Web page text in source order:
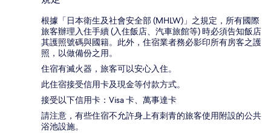
根據「日本衛生及社會安全部 (MHLW)」之規定，所有國際
旅客辦理入住手續 (入住飯店、汽車旅館等) 時必須告知飯店
其護照號碼與國籍。此外，住宿業者務必影印所有房客之護
照，以做備份之用。
住宿有滅火器，旅客可以安心入住。
此住宿接受信用卡及現金等付款方式。
接受以下信用卡：Visa 卡、萬事達卡
請注意，有些住宿不允許身上有刺青的旅客使用附設的公共
浴池設施。